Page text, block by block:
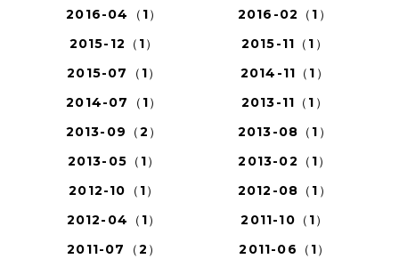
2016-04（1）
2016-02（1）
2015-12（1）
2015-11（1）
2015-07（1）
2014-11（1）
2014-07（1）
2013-11（1）
2013-09（2）
2013-08（1）
2013-05（1）
2013-02（1）
2012-10（1）
2012-08（1）
2012-04（1）
2011-10（1）
2011-07（2）
2011-06（1）